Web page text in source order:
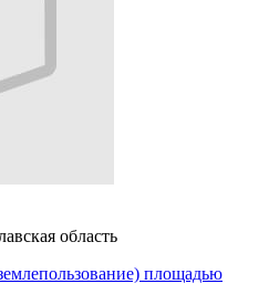
область
площадью